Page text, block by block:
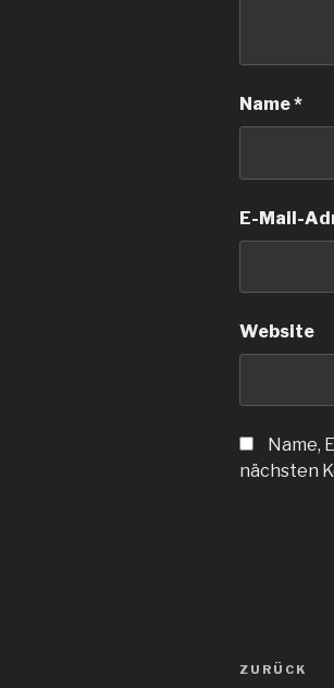
Name*
E-Mail-
Website
Name,
nächsten
Vorheriger
ZURÜCK